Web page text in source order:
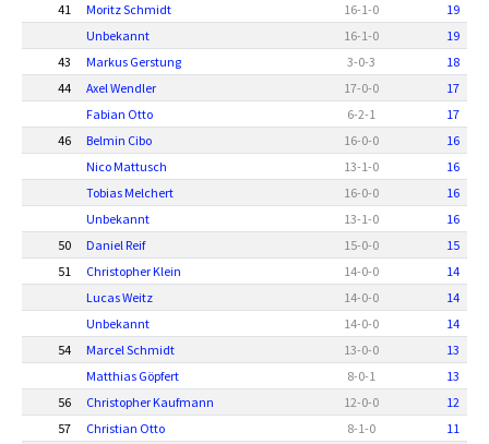
41
Moritz Schmidt 16-1-0
19
Unbekannt
16-1-0
19
43
Markus Gerstung 3-0-3
18
44
Axel Wendler 17-0-0
17
Fabian Otto
6-2-1
17
46
Belmin Cibo 16-0-0
16
Nico Mattusch
13-1-0
16
Tobias Melchert
16-0-0
16
Unbekannt
13-1-0
16
50
Daniel Reif 15-0-0
15
51
Christopher Klein 14-0-0
14
Lucas Weitz
14-0-0
14
Unbekannt
14-0-0
14
54
Marcel Schmidt 13-0-0
13
Matthias Göpfert
8-0-1
13
56
Christopher Kaufmann 12-0-0
12
57
Christian Otto 8-1-0
11